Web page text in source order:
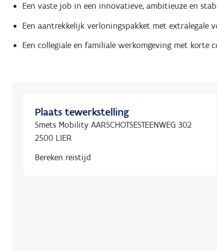
Een vaste job in een innovatieve, ambitieuze en
Een aantrekkelijk verloningspakket met extralegale
Een collegiale en familiale werkomgeving met korte
Plaats tewerkstelling
Smets Mobility AARSCHOTSESTEENWEG 302
2500 LIER
Bereken reistijd